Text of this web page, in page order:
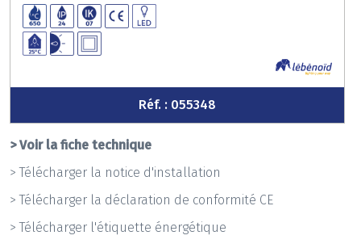
Réf. : 055348
> Voir la fiche technique
> Télécharger la notice d'installation
> Télécharger la déclaration de conformité CE
> Télécharger l'étiquette énergétique